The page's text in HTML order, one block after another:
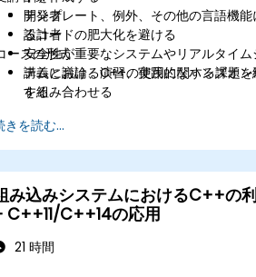
テンプレート、例外、その他の言語機能
るコードの肥大化を避ける
安全性が重要なシステムやリアルタイム
テムにおけるC++の使用に関する課題
する
バッグする
開発者
設計者
ースの形式
講義と議論、演習、実践的なハンズオ
を組み合わせる
きを読む...
み込みシステムにおけるC++の
C++11/C++14の応用
21 時間